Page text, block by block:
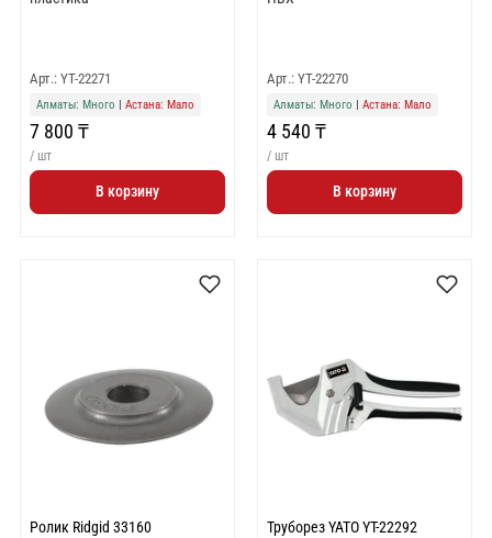
Арт.: YT-22271
Алматы: Много | Астана: Мало
7 800 ₸
/ шт
В корзину
Арт.: YT-22270
Алматы: Много | Астана: Мало
4 540 ₸
/ шт
В корзину
Ролик Ridgid 33160 Труборез YATO YT-22292